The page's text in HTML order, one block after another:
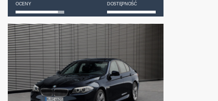
OCENY DOSTĘPNOŚĆ